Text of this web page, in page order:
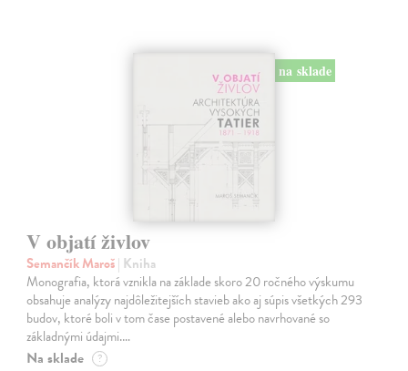
na sklade
V objatí živlov
Semančík Maroš| Kniha
Monografia, ktorá vznikla na základe skoro 20 ročného výskumu
obsahuje analýzy najdôležitejších stavieb ako aj súpis všetkých 293
budov, ktoré boli v tom čase postavené alebo navrhované so
základnými údajmi.…
Na sklade ?